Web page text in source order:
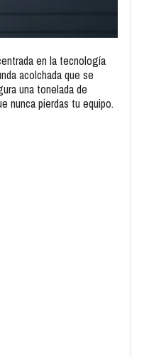
en la tecnología
acolchada que se
una tonelada de
nunca pierdas tu equipo.